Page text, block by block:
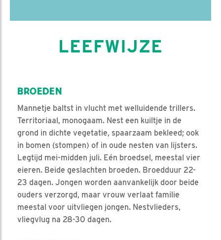
LEEFWIJZE
BROEDEN
Mannetje baltst in vlucht met welluidende trillers.
Territoriaal, monogaam. Nest een kuiltje in de
grond in dichte vegetatie, spaarzaam bekleed; ook
in bomen (stompen) of in oude nesten van lijsters.
Legtijd mei-midden juli. Eén broedsel, meestal vier
eieren. Beide geslachten broeden. Broedduur 22-
23 dagen. Jongen worden aanvankelijk door beide
ouders verzorgd, maar vrouw verlaat familie
meestal voor uitvliegen jongen. Nestvlieders,
vliegvlug na 28-30 dagen.